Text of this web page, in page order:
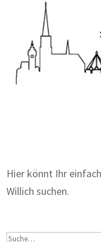
Hier könnt Ihr
Willich suchen.
Suche